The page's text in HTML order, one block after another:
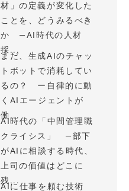
材」の定義が変化した
ことを、どうみるべき
か —AI時代の人材
採...
まだ、生成AIのチャッ
トボットで消耗してい
るの？ ー自律的に動
くAIエージェントが
働...
AI時代の「中間管理職
クライシス」 —部下
がAIに相談する時代、
上司の価値はどこに
残...
AIに仕事を頼む技術